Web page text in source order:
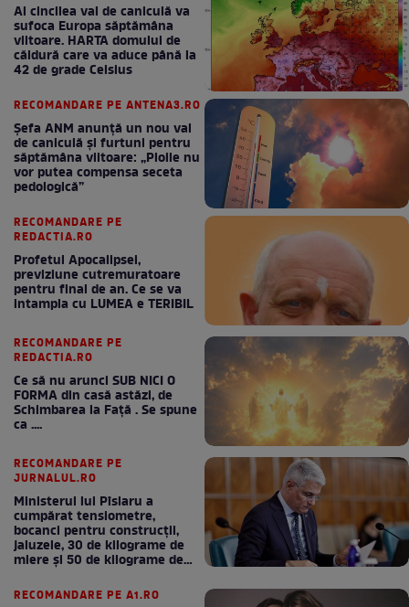
Al cincilea val de caniculă va
sufoca Europa săptămâna
viitoare. HARTA domului de
căldură care va aduce până la
42 de grade Celsius
RECOMANDARE PE ANTENA3.RO
Șefa ANM anunță un nou val
de caniculă și furtuni pentru
săptămâna viitoare: „Ploile nu
vor putea compensa seceta
pedologică”
RECOMANDARE PE
REDACTIA.RO
Profetul Apocalipsei,
previziune cutremuratoare
pentru final de an. Ce se va
intampla cu LUMEA e TERIBIL
RECOMANDARE PE
REDACTIA.RO
Ce să nu arunci SUB NICI O
FORMA din casă astăzi, de
Schimbarea la Față . Se spune
ca ....
RECOMANDARE PE
JURNALUL.RO
Ministerul lui Pîslaru a
cumpărat tensiometre,
bocanci pentru construcții,
jaluzele, 30 de kilograme de
miere și 50 de kilograme de
RECOMANDARE PE A1.RO